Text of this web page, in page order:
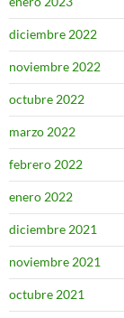
diciembre 2022
noviembre 2022
octubre 2022
marzo 2022
febrero 2022
enero 2022
diciembre 2021
noviembre 2021
octubre 2021